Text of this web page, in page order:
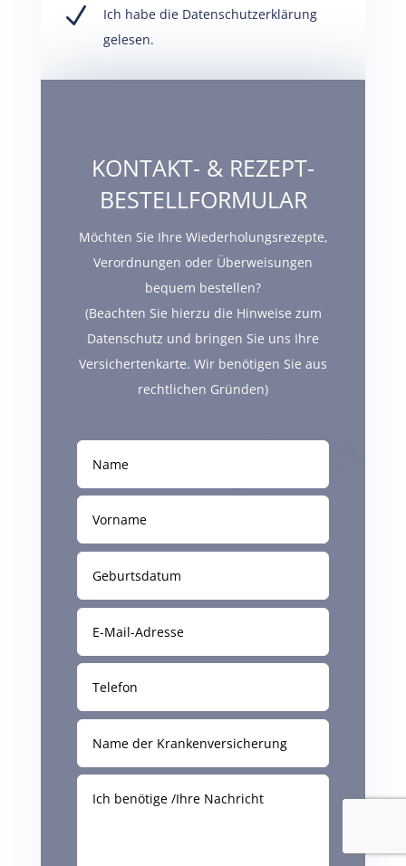
N
Ich habe die Datenschutzerklärung
gelesen.
KONTAKT- & REZEPT-
BESTELLFORMULAR
Möchten Sie Ihre Wiederholungsrezepte,
Verordnungen oder Überweisungen
bequem bestellen?
(Beachten Sie hierzu die Hinweise zum
Datenschutz und bringen Sie uns Ihre
Versichertenkarte. Wir benötigen Sie aus
rechtlichen Gründen)